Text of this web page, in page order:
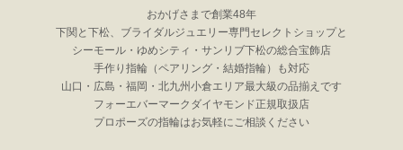
おかげさまで創業48年
下関と下松、ブライダルジュエリー専門セレクトショップと
シーモール・ゆめシティ・サンリブ下松の総合宝飾店
手作り指輪（ペアリング・結婚指輪）も対応
山口・広島・福岡・北九州小倉エリア最大級の品揃えです
フォーエバーマークダイヤモンド正規取扱店
プロポーズの指輪はお気軽にご相談ください